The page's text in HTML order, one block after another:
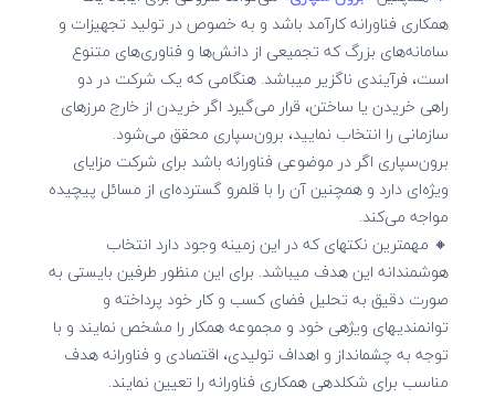
همکاری فناورانه کارآمد باشد و به خصوص در تولید تجهیزات و
سامانه‌های بزرگ که تجمیعی از دانش‌ها و فناوری‌های متنوع
است، فرآیندی ناگزیر می­باشد. هنگامی که یک شرکت در دو
راهی خریدن یا ساختن، قرار می‌گیرد اگر خریدن از خارج مرزهای
سازمانی را انتخاب نمایید، برون‌سپاری محقق می‌شود.
برون‌سپاری اگر در موضوعی فناورانه باشد برای شرکت مزایای
ویژه‌ای دارد و همچنین آن را با قلمرو گسترده‌ای از مسائل پیچیده
مواجه می‌کند.
🔸 مهمترین نکته­ای که در این زمینه وجود دارد انتخاب
هوشمندانه این هدف می­باشد. برای این منظور طرفین بایستی به
صورت دقیق به تحلیل فضای کسب و کار خود پرداخته و
توانمندی­های ویژه­ی خود و مجموعه همکار را مشخص نمایند و با
توجه به چشم­انداز و اهداف تولیدی، اقتصادی و فناورانه هدف
مناسب برای شکل­دهی همکاری فناورانه را تعیین نمایند.